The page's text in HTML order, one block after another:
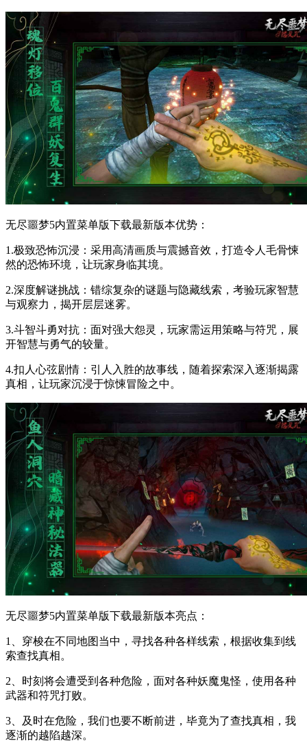
无尽噩梦5内置菜单版下载最新版本优势：
1.极致恐怖沉浸：采用高清画质与震撼音效，打造令人毛骨悚
然的恐怖环境，让玩家身临其境。
2.深度解谜挑战：错综复杂的谜题与隐藏线索，考验玩家智慧
与观察力，揭开层层迷雾。
3.斗智斗勇对抗：面对强大怨灵，玩家需运用策略与符咒，展
开智慧与勇气的较量。
4.扣人心弦剧情：引人入胜的故事线，随着探索深入逐渐揭露
真相，让玩家沉浸于惊悚冒险之中。
无尽噩梦5内置菜单版下载最新版本亮点：
1、穿梭在不同地图当中，寻找各种各样线索，根据收集到线
索查找真相。
2、时刻将会遭受到各种危险，面对各种妖魔鬼怪，使用各种
武器和符咒打败。
3、及时在危险，我们也要不断前进，毕竟为了查找真相，我
逐渐的越陷越深。